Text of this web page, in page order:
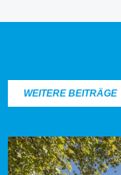
WEITERE BEITRÄGE